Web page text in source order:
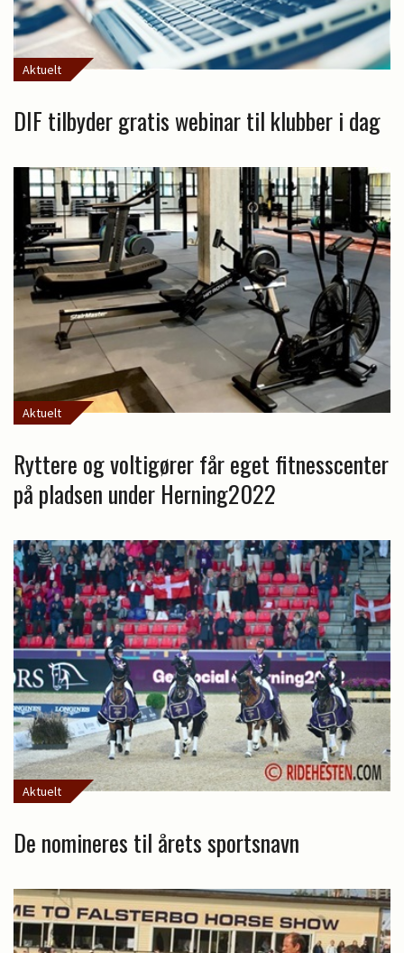
Aktuelt
DIF tilbyder gratis webinar til klubber i dag
Aktuelt
Ryttere og voltigører får eget fitnesscenter
på pladsen under Herning2022
Aktuelt
De nomineres til årets sportsnavn